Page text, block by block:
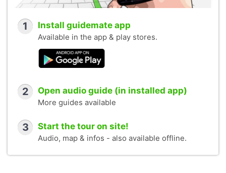
1 Install guidemate app
Available in the app & play stores.
2 Open audio guide (in installed app)
More guides available
3 Start the tour on site!
Audio, map & infos - also available offline.